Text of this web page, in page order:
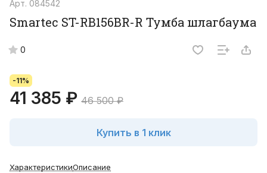
Арт. 084542
Smartec ST-RB156BR-R Тумба шлагбаума
0
-11%
41 385 ₽ 46 500 ₽
Купить в 1 клик
ХарактеристикиОписание